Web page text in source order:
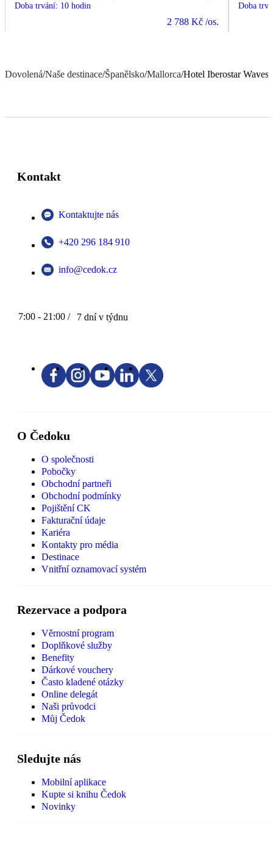
Doba trvání: 10 hodin
2 788 Kč /os.
Doba
Dovolená/Naše destinace/Španělsko/Mallorca/Hotel Iberostar Waves
Kontakt
Kontaktujte nás
+420 296 184 910
info@cedok.cz
7:00 - 21:00 / 7 dní v týdnu
O Čedoku
O společnosti
Pobočky
Obchodní partneři
Obchodní podmínky
Pojištění CK
Fakturační údaje
Kariéra
Kontakty pro média
Destinace
Vnitřní oznamovací systém
Rezervace a podpora
Věrnostní program
Doplňkové služby
Benefity
Dárkové vouchery
Často kladené otázky
Online delegát
Naši průvodci
Můj Čedok
Sledujte nás
Mobilní aplikace
Kupte si knihu Čedok
Novinky